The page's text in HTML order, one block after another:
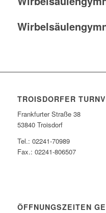
TROISDORFER
Frankfurter Straße 38
53840 Troisdorf
Tel.: 02241-70989
Fax.: 02241-806507
ÖFFNUNGSZEITEN